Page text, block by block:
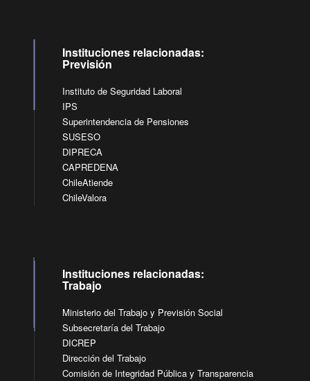
Instituciones relacionadas:
Previsión
Instituto de Seguridad Laboral
IPS
Superintendencia de Pensiones
SUSESO
DIPRECA
CAPREDENA
ChileAtiende
ChileValora
Instituciones relacionadas:
Trabajo
Ministerio del Trabajo y Previsión Social
Subsecretaría del Trabajo
DICREP
Dirección del Trabajo
Comisión de Integridad Pública y Transparencia